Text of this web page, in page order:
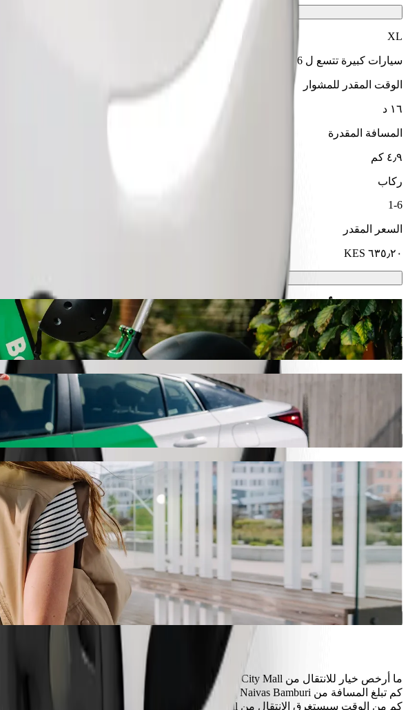
XL
سيارات كبيرة تتسع ل 6 أشخاص
الوقت المقدر للمشوار
١٦ د
المسافة المقدرة
٤٫٩ كم
ركاب
1-6
السعر المقدر
سكوترات أو دراجات كهربائية
تنقّل في مالندي باستخدام سكوتر أو دراجة كهربائية
حمّل تطبيق Bolt
سنوفر لك السيارة الأنسب.
حمّل تطبيق Bolt
خدمات Bolt للانتقال من City Mall إلى Naivas Bamburi
هل لديك الكثير من الأمتعة؟ احجز مركبة من فئة Bolt XL تتسع لما يصل إلى 6 أشخاص.
هل تريد الوصول بإطلالة مميزة؟ جرّب سيارات Bolt الفاخرة.
هل يرافقك أطفال في مشوارك؟ اطلب مشوارًا مناسبًا للأطفال في سيارة مزوّدة
هل ستصحب حيوانًا أليفًا في مشوارك؟ جرّب المشاوير المناسبة للحيوانات الأليفة.
هل تحتاج إلى مساعدة إضافية؟ تتوفر لدينا مركبات مجهّزة لاستخدام الكراسي
هل تبحث عن مشاوير بأسعار معقولة؟ استمتع بسيارات صغيرة بسعر أقل مع خدمة Bolt الأساسية.
حمّل تطبيق Bolt
ما أرخص خيار للانتقال من City Mall إلى Naivas Bamburi؟
الخيار الأقل تكلفة للانتقال من City Mall إلى Naivas Bamburi هو Bolt Motorbike، إذ سيكلفك حوالي ‏١٩٤٫٦٠ KES KES.
كم تبلغ المسافة من Naivas Bamburi إلى City Mall؟
تبلغ المسافة من City Mall إلى Naivas Bamburi حوالي ٤٫٩ كم.
كم من الوقت سيستغرق الانتقال من City Mall إلى Naivas Bamburi؟